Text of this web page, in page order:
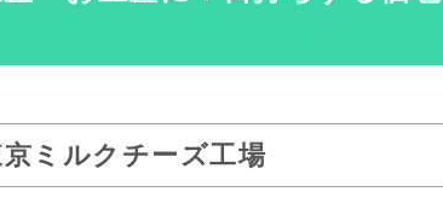
ミルクチーズ工場